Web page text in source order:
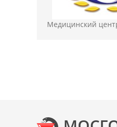
Медицинский